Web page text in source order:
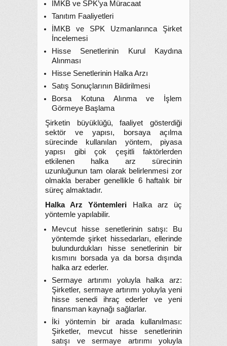
İMKB ve SPK’ya Müracaat
Tanıtım Faaliyetleri
İMKB ve SPK Uzmanlarınca Şirket
İncelemesi
Hisse Senetlerinin Kurul Kaydına
Alınması
Hisse Senetlerinin Halka Arzı
Satış Sonuçlarının Bildirilmesi
Borsa Kotuna Alınma ve İşlem
Görmeye Başlama
Şirketin büyüklüğü, faaliyet gösterdiği
sektör ve yapısı, borsaya açılma
sürecinde kullanılan yöntem, piyasa
yapısı gibi çok çeşitli faktörlerden
etkilenen halka arz sürecinin
uzunluğunun tam olarak belirlenmesi zor
olmakla beraber genellikle 6 haftalık bir
süreç almaktadır.
Halka Arz Yöntemleri Halka arz üç
yöntemle yapılabilir.
Mevcut hisse senetlerinin satışı: Bu
yöntemde şirket hissedarları, ellerinde
bulundurdukları hisse senetlerinin bir
kısmını borsada ya da borsa dışında
halka arz ederler.
Sermaye artırımı yoluyla halka arz:
Şirketler, sermaye artırımı yoluyla yeni
hisse senedi ihraç ederler ve yeni
finansman kaynağı sağlarlar.
İki yöntemin bir arada kullanılması:
Şirketler, mevcut hisse senetlerinin
satışı ve sermaye artırımı yoluyla